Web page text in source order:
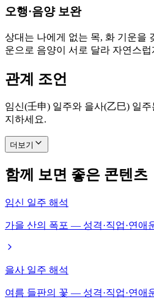
오행·음양 보완
상대는 나에게 없는 목, 화 기운을
운으로 음양이 서로 달라 자연스
관계 조언
임신(壬申) 일주와 을사(乙巳) 일
지하세요.
더보기
함께 보면 좋은 콘텐츠
임신 일주 해석
가을 산의 폭포 — 성격·직업·연애
을사 일주 해석
여름 들판의 꽃 — 성격·직업·연애